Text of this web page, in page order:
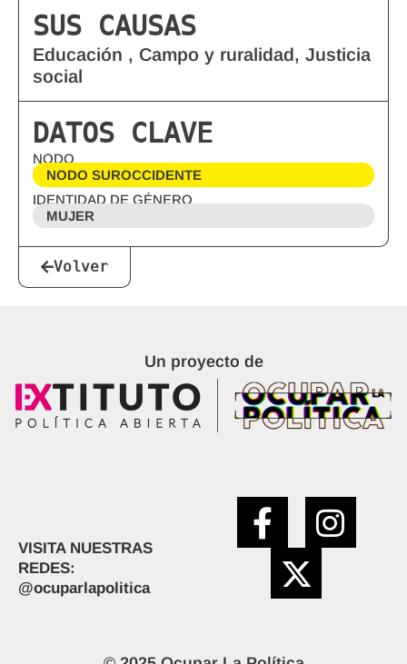
SUS CAUSAS
Educación , Campo y ruralidad, Justicia
social
DATOS CLAVE
NODO
NODO SUROCCIDENTE
IDENTIDAD DE GÉNERO
MUJER
Volver
Un proyecto de
VISITA NUESTRAS
REDES:
@ocuparlapolitica